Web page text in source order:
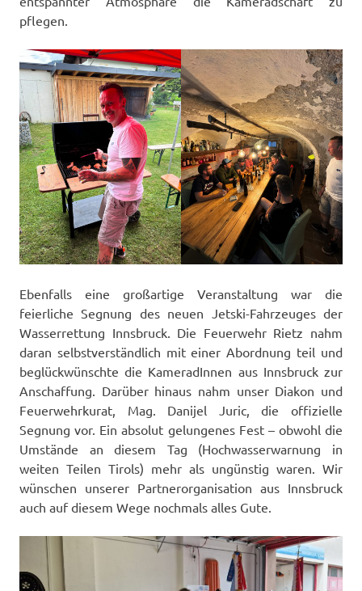
pflegen.
Ebenfalls eine großartige Veranstaltung war die
feierliche Segnung des neuen Jetski-Fahrzeuges der
Wasserrettung Innsbruck. Die Feuerwehr Rietz nahm
daran selbstverständlich mit einer Abordnung teil und
beglückwünschte die KameradInnen aus Innsbruck zur
Anschaffung. Darüber hinaus nahm unser Diakon und
Feuerwehrkurat, Mag. Danijel Juric, die offizielle
Segnung vor. Ein absolut gelungenes Fest – obwohl die
Umstände an diesem Tag (Hochwasserwarnung in
weiten Teilen Tirols) mehr als ungünstig waren. Wir
wünschen unserer Partnerorganisation aus Innsbruck
auch auf diesem Wege nochmals alles Gute.